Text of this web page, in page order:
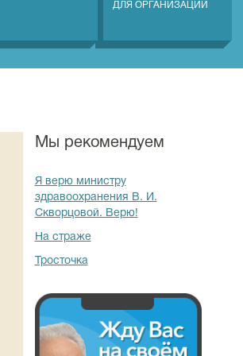
ДЛЯ ОРГАНИЗАЦИЙ
Мы рекомендуем
Я верю министру
здравоохранения В. И.
Скворцовой. Верю!
На страже
Тросточка